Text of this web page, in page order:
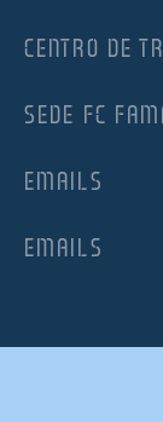
CENTRO DE
SEDE FC
EMAILS
EMAILS